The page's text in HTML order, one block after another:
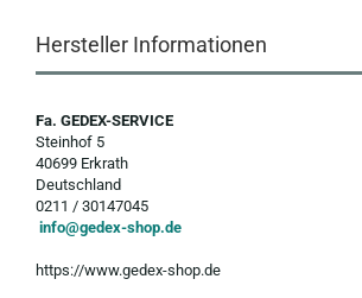
Hersteller Informationen
Fa. GEDEX-SERVICE
Steinhof 5
40699 Erkrath
Deutschland
0211 / 30147045
info@gedex-shop.de
https://www.gedex-shop.de